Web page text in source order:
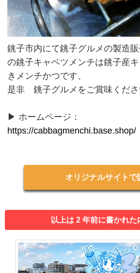
銚子市内にて銚子グルメの製造
の銚子キャベツメンチは銚子産
きメンチかつです、
是非 銚子グルメをご賞味くださ
▶ ホームページ：
https://cabbagmenchi.base.shop/
オリジナルサイトで
以上は 2 年前に書かれた